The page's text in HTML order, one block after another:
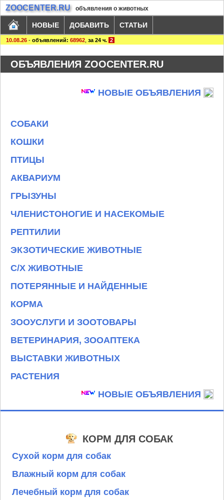
ZOOCENTER.RU объявления о животных
НОВЫЕ ДОБАВИТЬ СТАТЬИ
10.08.26 - объявлений: 68962 за 24 ч. 2
ОБЪЯВЛЕНИЯ ZOOCENTER.RU
НОВЫЕ ОБЪЯВЛЕНИЯ
СОБАКИ
КОШКИ
ПТИЦЫ
АКВАРИУМ
ГРЫЗУНЫ
ЧЛЕНИСТОНОГИЕ И НАСЕКОМЫЕ
РЕПТИЛИИ
ЭКЗОТИЧЕСКИЕ ЖИВОТНЫЕ
С/Х ЖИВОТНЫЕ
ПОТЕРЯННЫЕ И НАЙДЕННЫЕ
КОРМА
ЗООУСЛУГИ И ЗООТОВАРЫ
ВЕТЕРИНАРИЯ, ЗООАПТЕКА
ВЫСТАВКИ ЖИВОТНЫХ
РАСТЕНИЯ
НОВЫЕ ОБЪЯВЛЕНИЯ
КОРМ ДЛЯ СОБАК
Сухой корм для собак
Влажный корм для собак
Лечебный корм для собак